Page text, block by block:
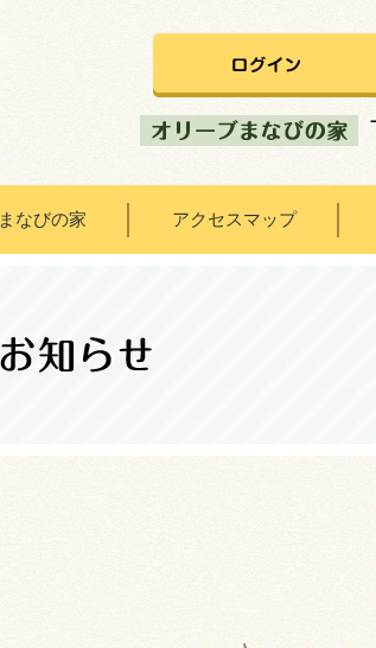
なびの家 アクセスマップ